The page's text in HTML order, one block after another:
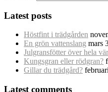
Latest posts
Höstfint i trädgården
En grön vattenslang mars
Julgransfötter över hela
Kungsgran eller rödgran?
Gillar du trädgård?
Latest comments